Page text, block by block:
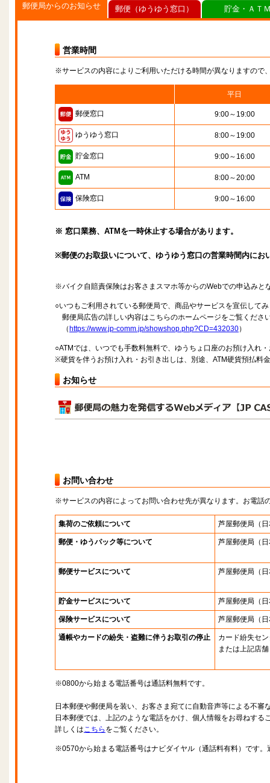
郵便局からのお知らせ
営業時間
※サービスの内容によりご利用いただける時間が異なりますので
平日
郵便窓口 9:00～19:00
ゆうゆう窓口 8:00～19:00
貯金窓口 9:00～16:00
ATM 8:00～20:00
保険窓口 9:00～16:00
※ 窓口業務、ATMを一時休止する場合があります。
※郵便のお取扱いについて、ゆうゆう窓口の営業時間内に
※バイク自賠責保険はお客さまスマホ等からのWebでの申込みと
○いつもご利用されている郵便局で、商品やサービスを宣伝して
郵便局広告の詳しい内容はこちらのホームページをご覧くださ
（ https://www.jp-comm.jp/showshop.php?CD=432030）
○ATMでは、いつでも手数料無料で、ゆうちょ口座のお預け入れ
※硬貨を伴うお預け入れ・お引き出しは、別途、ATM硬貨預払料
お知らせ
お問い合わせ
※サービスの内容によってお問い合わせ先が異なります。お電話
集荷のご依頼について 芦屋郵便局 （
郵便・ゆうパック等について 芦屋郵便局 （
郵便サービスについて 芦屋郵便局 （
貯金サービスについて 芦屋郵便局 （
保険サービスについて 芦屋郵便局 （
通帳やカードの紛失・盗難に伴うお取引の停止
カード紛失セ
または上記店舗
※0800から始まる電話番号は通話料無料です。
日本郵便や郵便局を装い、お客さま宛てに自動音声等による不審
日本郵便では、上記のような電話をかけ、個人情報をお尋ねする
詳しくはこちら をご覧ください。
※0570から始まる電話番号はナビダイヤル（通話料有料）です
郵便（ゆうゆう窓口） 貯金・ＡＴ